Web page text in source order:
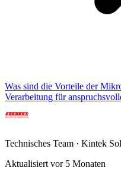
Was sind die Vorteile der
Verarbeitung für
Technisches Team · Kintek
Aktualisiert vor 5 Monaten